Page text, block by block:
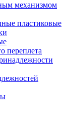
механизмом
пластиковые
переплета